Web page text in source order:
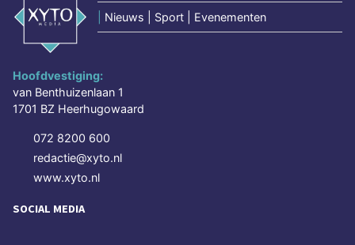
Nieuws | Sport | Evenementen
Hoofdvestiging:
van Benthuizenlaan 1
1701 BZ Heerhugowaard
072 8200 600
redactie@xyto.nl
www.xyto.nl
SOCIAL MEDIA